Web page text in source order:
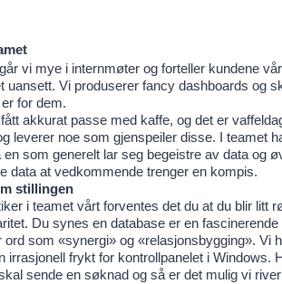
vi mye i internmøter og forteller kundene
uansett. Vi produserer fancy dashboards og
for dem.
akkurat passe med kaffe, og det er
leverer noe som gjenspeiler disse. I teamet
en som generelt lar seg begeistre av data og
data at vedkommende trenger en kompis.
stillingen
i teamet vårt forventes det du at du blir litt
Du synes en database er en
ord som «synergi» og «relasjonsbygging». Vi
irrasjonell frykt for kontrollpanelet i Windows.
sende en søknad og så er det mulig vi